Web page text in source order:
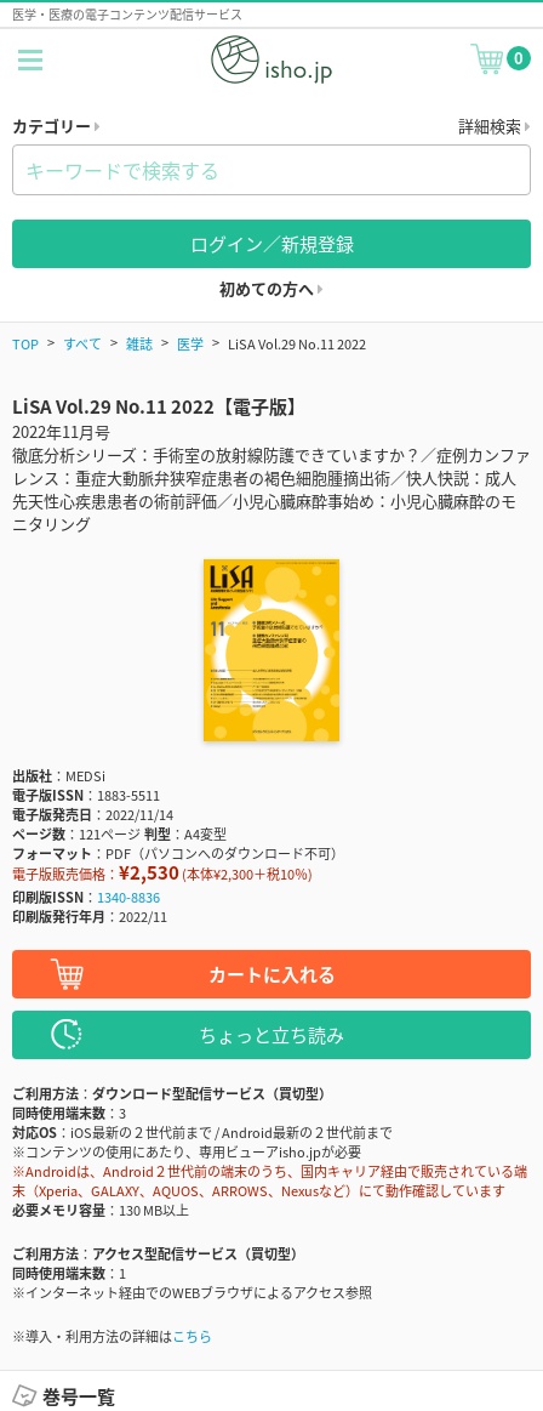
医学・医療の電子コンテンツ配信サービス
0
カテゴリー 詳細検索
ログイン／新規登録
初めての方へ
TOP すべて 雑誌 医学 LiSA Vol.29 No.11 2022
LiSA Vol.29 No.11 2022【電子版】
2022年11月号
徹底分析シリーズ：手術室の放射線防護できていますか？／症例カンファ
レンス：重症大動脈弁狭窄症患者の褐色細胞腫摘出術／快人快説：成人
先天性心疾患患者の術前評価／小児心臓麻酔事始め：小児心臓麻酔のモ
ニタリング
出版社
MEDSi
電子版ISSN
1883-5511
電子版発売日
2022/11/14
ページ数
121ページ判型
A4変型
フォーマット
PDF（パソコンへのダウンロード不可）
電子版販売価格： ¥2,530(本体¥2,300＋税10％)
印刷版ISSN
1340-8836
印刷版発行年月
2022/11
カートに入れる
ちょっと立ち読み
ご利用方法
ダウンロード型配信サービス（買切型）
同時使用端末数
3
対応OS
iOS最新の２世代前まで / Android最新の２世代前まで
※コンテンツの使用にあたり、専用ビューアisho.jpが必要
※Androidは、Android２世代前の端末のうち、国内キャリア経由で販売されている端
末（Xperia、GALAXY、AQUOS、ARROWS、Nexusなど）にて動作確認しています
必要メモリ容量
130 MB以上
ご利用方法
アクセス型配信サービス（買切型）
同時使用端末数
1
※インターネット経由でのWEBブラウザによるアクセス参照
※導入・利用方法の詳細はこちら
巻号一覧